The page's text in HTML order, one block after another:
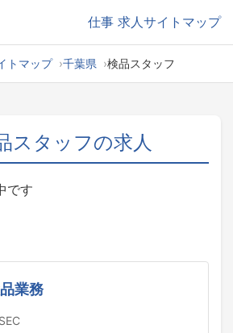
仕事 求人サイトマップ
トマップ 千葉県 検品スタッフ
スタッフの求人
です
業務